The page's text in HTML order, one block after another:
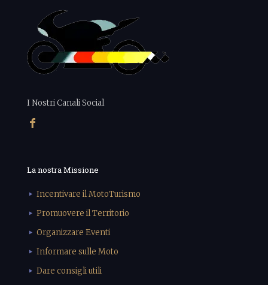
I Nostri Canali Social
La nostra Missione
Incentivare il MotoTurismo
Promuovere il Territorio
Organizzare Eventi
Informare sulle Moto
Dare consigli utili